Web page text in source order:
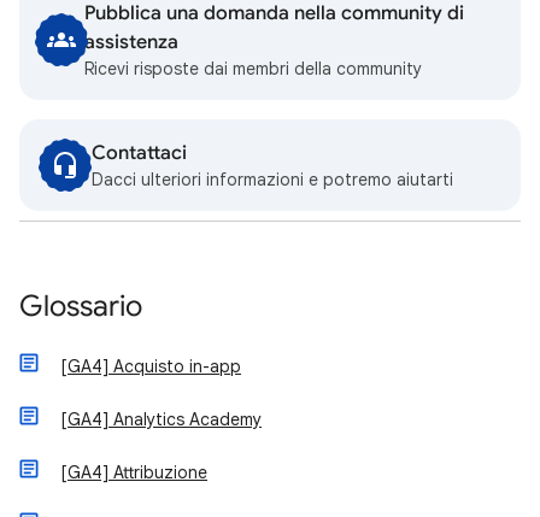
Pubblica una domanda nella community di
assistenza
Ricevi risposte dai membri della community
Contattaci
Dacci ulteriori informazioni e potremo aiutarti
Glossario
[GA4] Acquisto in-app
[GA4] Analytics Academy
[GA4] Attribuzione